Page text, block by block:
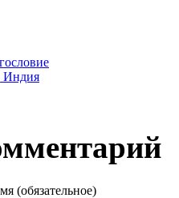
Индия
(обязательное)